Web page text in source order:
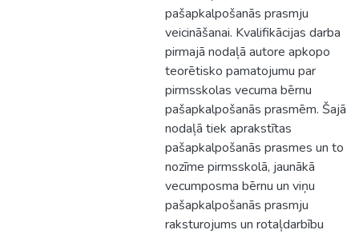
pašapkalpošanās prasmju
veicināšanai. Kvalifikācijas darba
pirmajā nodaļā autore apkopo
teorētisko pamatojumu par
pirmsskolas vecuma bērnu
pašapkalpošanās prasmēm. Šajā
nodaļā tiek aprakstītas
pašapkalpošanās prasmes un to
nozīme pirmsskolā, jaunākā
vecumposma bērnu un viņu
pašapkalpošanās prasmju
raksturojums un rotaļdarbību